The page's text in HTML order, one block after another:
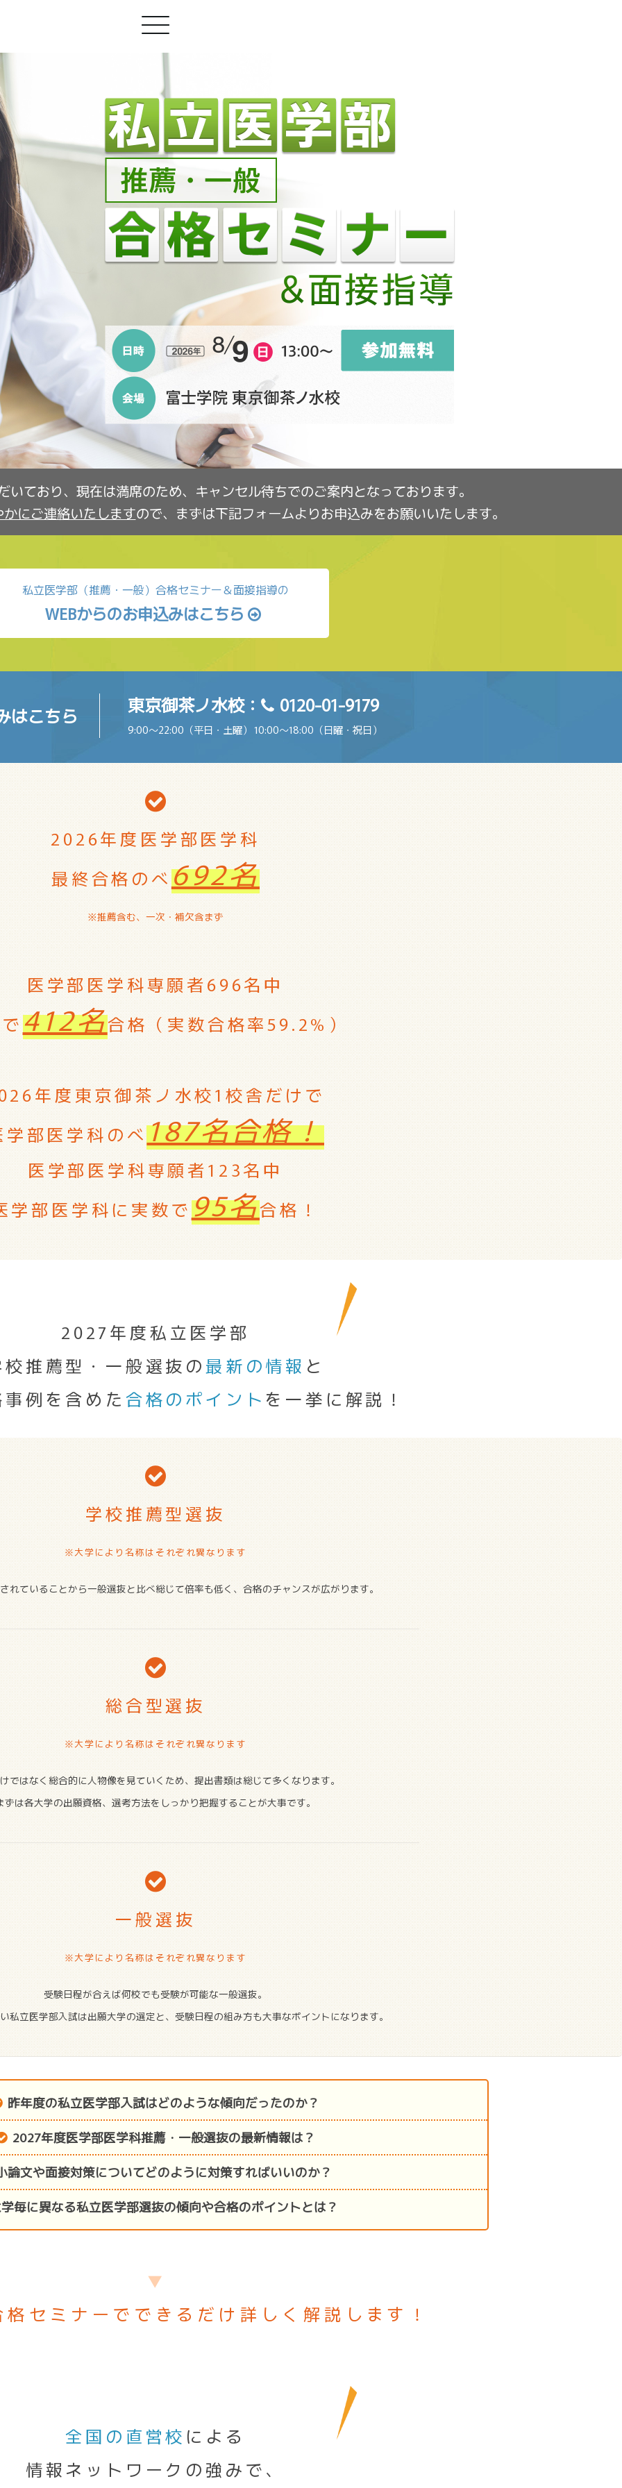
いており、現在は満席のため、キャンセル待ちでのご案内となっております。
にご連絡いたしますので、まずは下記フォームよりお申込みをお願いいたします。
私立医学部（推薦・一般）合格セミナー＆面接指導の
WEBからのお申込みはこちら
はこちら 東京御茶ノ水校： 0120-01-9179
9:00〜22:00（平日・土曜） 10:00〜18:00（日曜・祝日）
2026年度医学部医学科
最終合格のべ692名
※推薦含む、一次・補欠含まず
医学部医学科専願者696名中
412名合格（実数合格率59.2%）
年度東京御茶ノ水校1校舎だけで
学部医学科のべ187名合格！
医学部医学科専願者123名中
学部医学科に実数で95名合格！
2027年度私立医学部
校推薦型・一般選抜の 最新の情報 と
例を含めた 合格のポイント を一挙に解説！
学校推薦型選抜
※大学により名称はそれぞれ異なります
れていることから一般選抜と比べ総じて倍率も低く、合格のチャンスが広がります。
総合型選抜
※大学により名称はそれぞれ異なります
ではなく総合的に人物像を見ていくため、提出書類は総じて多くなります。
ずは各大学の出願資格、選考方法をしっかり把握することが大事です。
一般選抜
※大学により名称はそれぞれ異なります
受験日程が合えば何校でも受験が可能な一般選抜。
私立医学部入試は出願大学の選定と、受験日程の組み方も大事なポイントになります。
昨年度の私立医学部入試はどのような傾向だったのか？
2027年度医学部医学科推薦・一般選抜の最新情報は？
論文や面接対策についてどのように対策すればいいのか？
毎に異なる私立医学部選抜の傾向や合格のポイントとは？
▼
セミナーでできるだけ詳しく解説します！
全国の直営校 による
情報ネットワークの強みで、